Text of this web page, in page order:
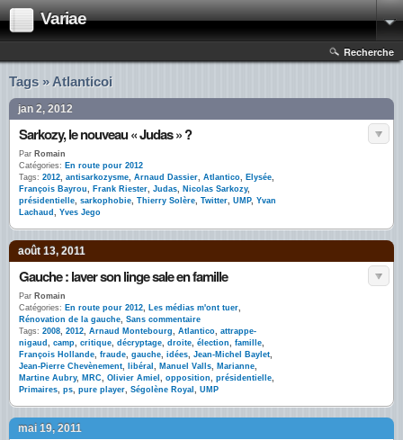
Variae
Recherche
Tags » Atlanticoi
jan 2, 2012
Sarkozy, le nouveau « Judas » ?
Par Romain
Catégories: En route pour 2012
Tags: 2012, antisarkozysme, Arnaud Dassier, Atlantico, Elysée,
François Bayrou, Frank Riester, Judas, Nicolas Sarkozy,
présidentielle, sarkophobie, Thierry Solère, Twitter, UMP, Yvan
Lachaud , Yves Jego
août 13, 2011
Gauche : laver son linge sale en famille
Par Romain
Catégories: En route pour 2012, Les médias m'ont tuer,
Rénovation de la gauche, Sans commentaire
Tags: 2008, 2012, Arnaud Montebourg, Atlantico, attrappe-
nigaud , camp, critique, décryptage, droite, élection, famille,
François Hollande, fraude, gauche, idées, Jean-Michel Baylet,
Jean-Pierre Chevènement, libéral , Manuel Valls, Marianne,
Martine Aubry, MRC, Olivier Amiel , opposition, présidentielle,
Primaires, ps, pure player, Ségolène Royal , UMP
mai 19, 2011